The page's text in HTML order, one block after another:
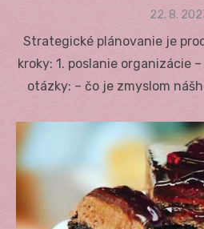
Posted
22. 8.
Strategické plánovanie je
kroky: 1. poslanie organizácie
otázky: – čo je zmyslom